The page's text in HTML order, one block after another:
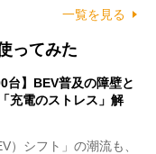
一覧を見る
ってみた
台】BEV普及の障壁と
充電のストレス」解
シフト」の潮流も、